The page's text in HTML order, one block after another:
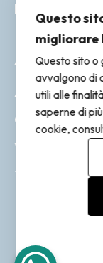
Resi & Rimborsi
ACCOUNT
Account
Ordini
Wishlist
Tracking
Questo
migliorare
Questo sito o
avvalgono di
utili alle
saperne di
cookie,